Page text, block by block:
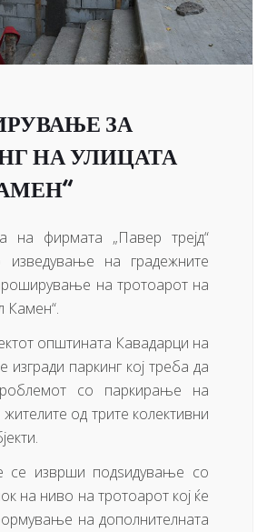
ЗА
НА УЛИЦАТА
на фирмата „Павер трејд“
изведување на градежните
на тротоарот на
Камен“.
општината Кавадарци на
изгради паркинг кој треба да
со паркирање на
од трите колективни
се изврши подѕидување со
на ниво на тротоарот кој ќе
на дополнителната